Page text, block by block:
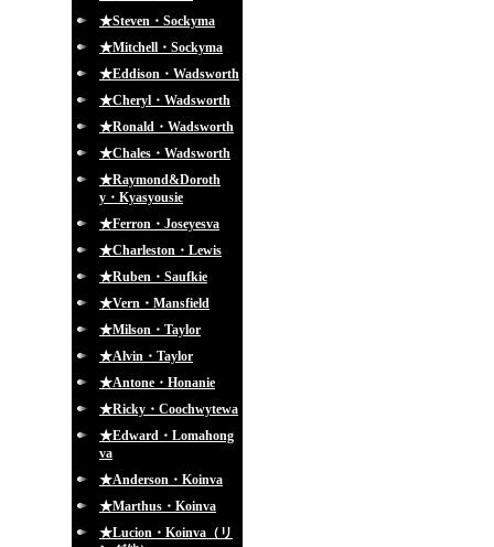
★Steven・Sockyma
★Mitchell・Sockyma
★Eddison・Wadsworth
★Cheryl・Wadsworth
★Ronald・Wadsworth
★Chales・Wadsworth
★Raymond&Doroth
y・Kyasyousie
★Ferron・Joseyesva
★Charleston・Lewis
★Ruben・Saufkie
★Vern・Mansfield
★Milson・Taylor
★Alvin・Taylor
★Antone・Honanie
★Ricky・Coochwytewa
★Edward・Lomahong
va
★Anderson・Koinva
★Marthus・Koinva
★Lucion・Koinva（リ